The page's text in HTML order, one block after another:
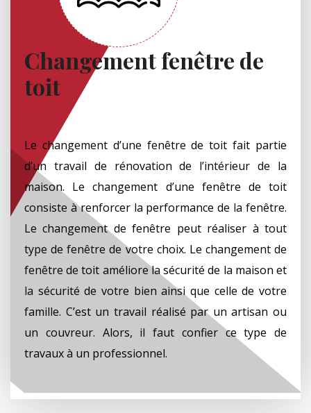
Changement fenêtre de
toit
Le changement d’une fenêtre de toit fait partie
d’un travail de rénovation de l’intérieur de la
maison. Le changement d’une fenêtre de toit
consiste à renforcer la performance de la fenêtre.
Le changement de fenêtre peut réaliser à tout
type de fenêtre de votre choix. Le changement de
fenêtre de toit améliore la sécurité de la maison et
la sécurité de votre bien ainsi que celle de votre
famille. C’est un travail réalisé par un artisan ou
un couvreur. Alors, il faut confier ce type de
travaux à un professionnel.